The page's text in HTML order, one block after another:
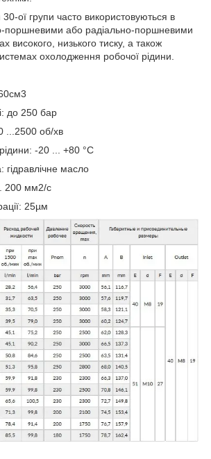
ої групи часто використовуються в
поршневими або радіально-поршневими
високого, низького тиску, а також
охолодження робочої рідини.
до 250 бар
...2500 об/хв
-20 ... +80 °C
гідравлічне масло
200 мм2/с
25µм